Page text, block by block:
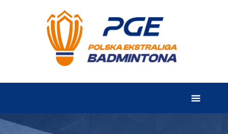
EKSTRALIGA
Aktualności